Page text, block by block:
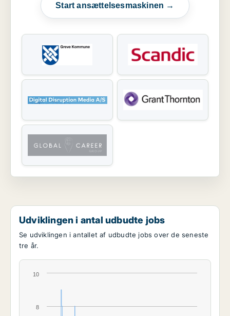
Start ansættelsesmaskinen →
Udviklingen i antal udbudte jobs
Se udviklingen i antallet af udbudte jobs over de seneste
tre år.
8
10